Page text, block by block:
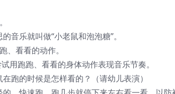
音乐就叫做“小老鼠和泡泡糖”。
、看看的动作。
用跑跑、看看的身体动作表现音乐节奏。
跑的时候是怎样看的？（请幼儿表演）